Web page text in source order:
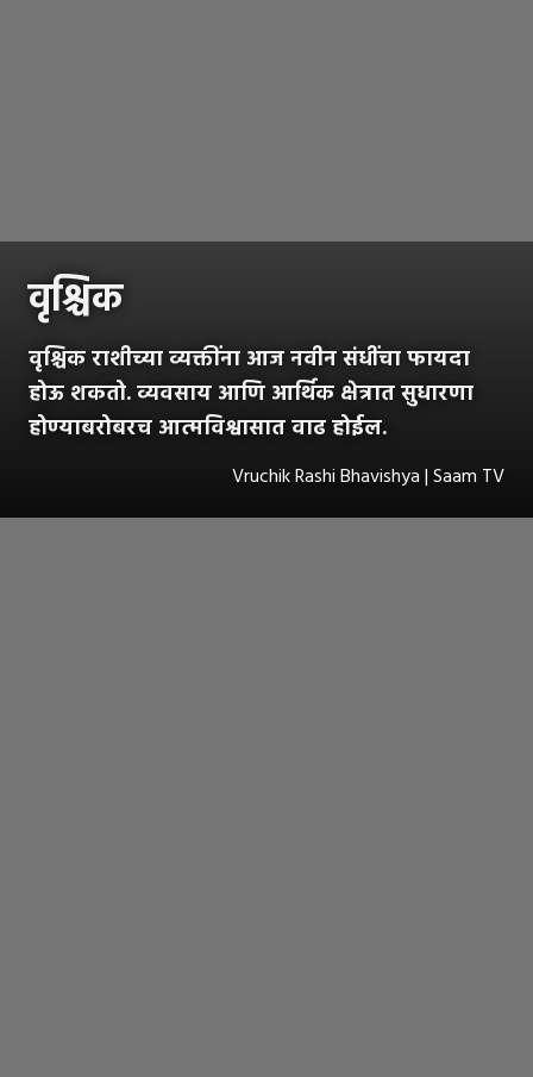
वृश्चिक
वृश्चिक राशीच्या व्यक्तींना आज नवीन संधींचा फायदा
होऊ शकतो. व्यवसाय आणि आर्थिक क्षेत्रात सुधारणा
होण्याबरोबरच आत्मविश्वासात वाढ होईल.
Vruchik Rashi Bhavishya | Saam TV